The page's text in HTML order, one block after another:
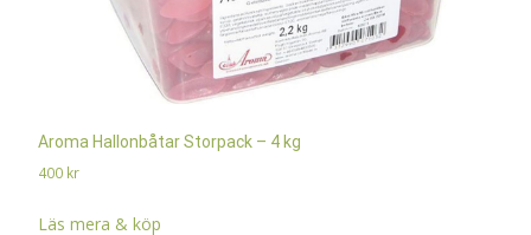
Aroma Hallonbåtar Storpack – 4 kg
400 kr
Läs mera & köp